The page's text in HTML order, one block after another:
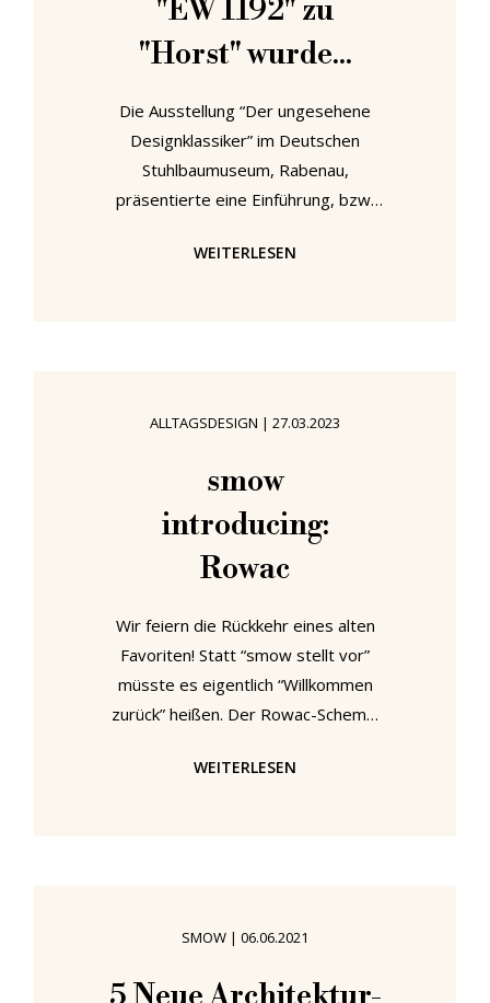
"EW 1192" zu
"Horst" wurde...
Die Ausstellung “Der ungesehene
Designklassiker” im Deutschen
Stuhlbaumuseum, Rabenau,
präsentierte eine Einführung, bzw.
1192 von Horst Heyder, ein Stuhl,
Entwicklung nach 1989 haben aber
Vergessenheit geraten ist. Neben
dieser Einführung präsentierte
WEITERLESEN
ALLTAGSDESIGN | 27.03.2023
smow
introducing:
Rowac
Wir feiern die Rückkehr eines alten
Favoriten! Statt “smow stellt vor”
müsste es eigentlich “Willkommen
zurück” heißen. Der Rowac-Schemel
der ersten Stahlblechmöbel der
Bauhauses in Weimar und Dessau
schmückte und in den Wirren der
WEITERLESEN
SMOW | 06.06.2021